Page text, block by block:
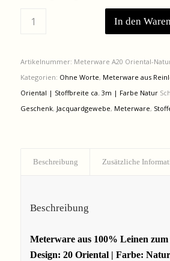
In den
Artikelnummer: Meterware A20 Oriental-
Kategorien: Ohne Worte, Meterware aus
Oriental | Stoffbreite ca. 3m | Farbe Natur
Geschenk, Jacquardgewebe, Meterware,
Beschreibung Zusätzliche
Beschreibung
Meterware aus 100% Leinen zum
Design: 20 Oriental | Farbe: